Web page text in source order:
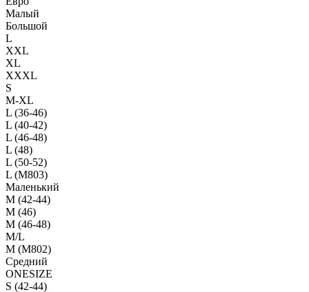
Малый
Большой
L
XXL
XL
XXXL
S
M-XL
L (36-46)
L (40-42)
L (46-48)
L (48)
L (50-52)
L (M803)
Маленький
М (42-44)
M (46)
M (46-48)
M/L
M (M802)
Средний
ONESIZE
S (42-44)